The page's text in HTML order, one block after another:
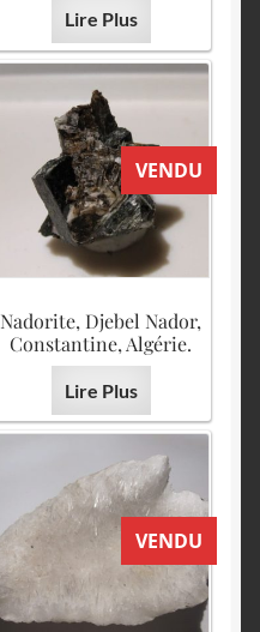
Lire Plus
VENDU
Nadorite, Djebel Nador,
Constantine, Algérie.
Lire Plus
VENDU